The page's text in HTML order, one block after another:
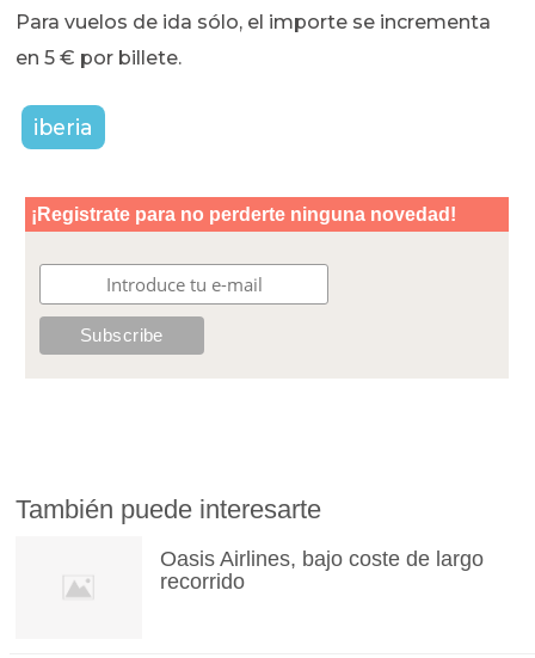
Para vuelos de ida sólo, el importe se incrementa
en 5 € por billete.
iberia
También puede interesarte
Oasis Airlines, bajo coste de largo
recorrido